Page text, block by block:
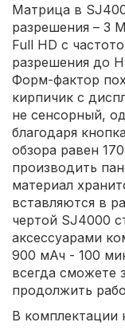
Матрица в
разрешения – 3
Full HD с
разрешения до
Форм-фактор
кирпичик с
не сенсорный,
благодаря
обзора равен
производить
материал
вставляются в
чертой SJ4000
аксессуарами
900 мАч - 100
всегда сможете
продолжить
В комплектации